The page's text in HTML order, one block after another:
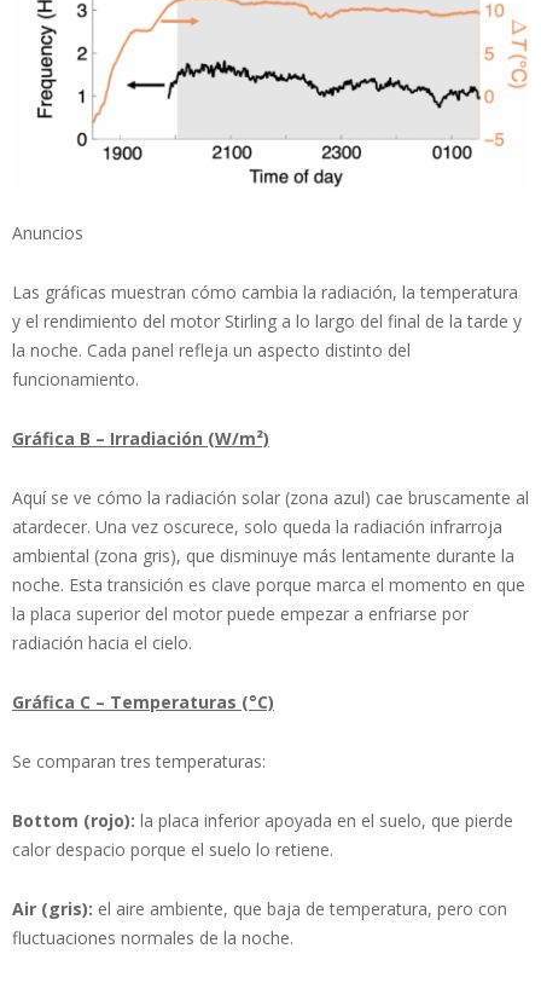
Anuncios
Las gráficas muestran cómo cambia la radiación, la temperatura
y el rendimiento del motor Stirling a lo largo del final de la tarde y
la noche. Cada panel refleja un aspecto distinto del
funcionamiento.
Gráfica B – Irradiación (W/m²)
Aquí se ve cómo la radiación solar (zona azul) cae bruscamente al
atardecer. Una vez oscurece, solo queda la radiación infrarroja
ambiental (zona gris), que disminuye más lentamente durante la
noche. Esta transición es clave porque marca el momento en que
la placa superior del motor puede empezar a enfriarse por
radiación hacia el cielo.
Gráfica C – Temperaturas (°C)
Se comparan tres temperaturas:
Bottom (rojo): la placa inferior apoyada en el suelo, que pierde
calor despacio porque el suelo lo retiene.
Air (gris): el aire ambiente, que baja de temperatura, pero con
fluctuaciones normales de la noche.